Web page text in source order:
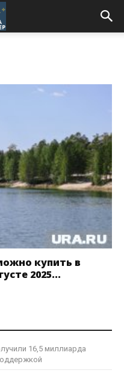
купить в
2025...
16,5 миллиарда